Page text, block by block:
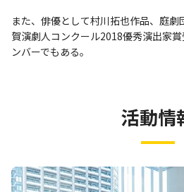
また、俳優として村川拓也作品、庭
賀演劇人コンクール2018優秀演出家
ンバーでもある。
活動情